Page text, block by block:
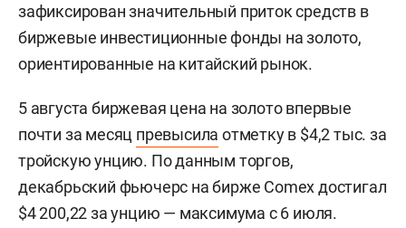
зафиксирован значительный приток средств в
биржевые инвестиционные фонды на золото,
ориентированные на китайский рынок.
5 августа биржевая цена на золото впервые
почти за месяц превысила отметку в $4,2 тыс. за
тройскую унцию. По данным торгов,
декабрьский фьючерс на бирже Comex достигал
$4 200,22 за унцию — максимума с 6 июля.